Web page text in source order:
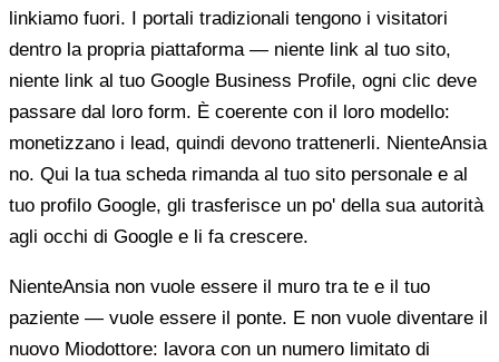
linkiamo fuori. I portali tradizionali tengono i visitatori
dentro la propria piattaforma — niente link al tuo sito,
niente link al tuo Google Business Profile, ogni clic deve
passare dal loro form. È coerente con il loro modello:
monetizzano i lead, quindi devono trattenerli. NienteAnsia
no. Qui la tua scheda rimanda al tuo sito personale e al
tuo profilo Google, gli trasferisce un po' della sua autorità
agli occhi di Google e li fa crescere.
NienteAnsia non vuole essere il muro tra te e il tuo
paziente — vuole essere il ponte. E non vuole diventare il
nuovo Miodottore: lavora con un numero limitato di